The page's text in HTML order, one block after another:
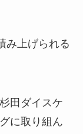
み上げられる
田ダイスケ
に取り組ん